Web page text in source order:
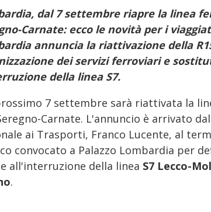
dal 7 settembre riapre la linea
Carnate: ecco le novità per i
annuncia la riattivazione della
dei servizi ferroviari e
della linea S7.
7 settembre sarà riattivata la
Carnate. L'annuncio è arrivato
ai Trasporti, Franco Lucente, al
convocato a Palazzo Lombardia per
all'interruzione della linea S7 Lecco-
.